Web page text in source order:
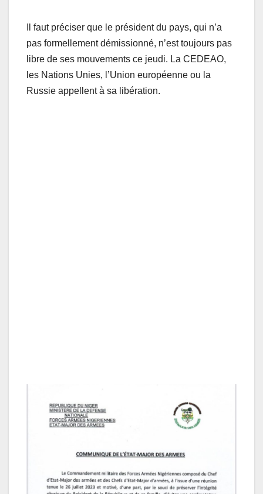
Il faut préciser que le président du pays, qui n’a
pas formellement démissionné, n’est toujours pas
libre de ses mouvements ce jeudi. La CEDEAO,
les Nations Unies, l’Union européenne ou la
Russie appellent à sa libération.